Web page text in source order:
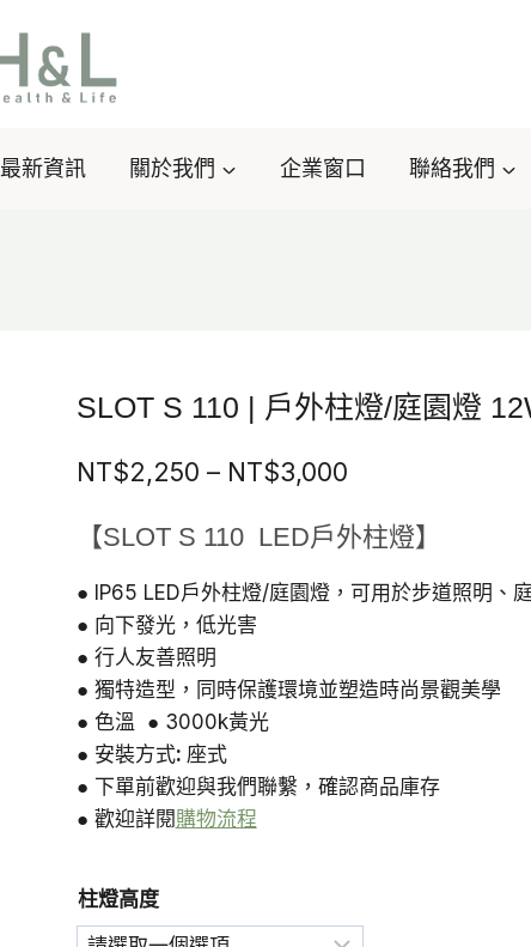
最新資訊 關於我們 企業窗口 聯絡我們
SLOT S 110 | 戶外柱燈/庭園燈
NT$2,250 – NT$3,000價
範
圍：
到
【SLOT S 110 LED戶外柱燈】
● IP65 LED戶外柱燈/庭園燈，可用於步道照明、
● 向下發光，低光害
● 行人友善照明
● 獨特造型，同時保護環境並塑造時尚景觀美學
● 色溫 ● 3000k黃光
● 安裝方式: 座式
● 下單前歡迎與我們聯繫，確認商品庫存
● 歡迎詳閱購物流程
柱燈高度